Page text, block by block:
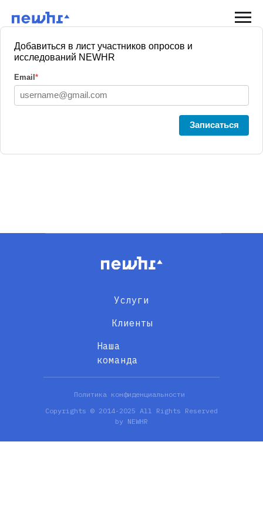
Добавиться в лист участников опросов и
исследований NEWHR
Email *
Записаться
Услуги
Клиенты
Наша
команда
Copyrights © 2014-2025 All Rights Reserved
by NEWHR
Политика конфиденциальности